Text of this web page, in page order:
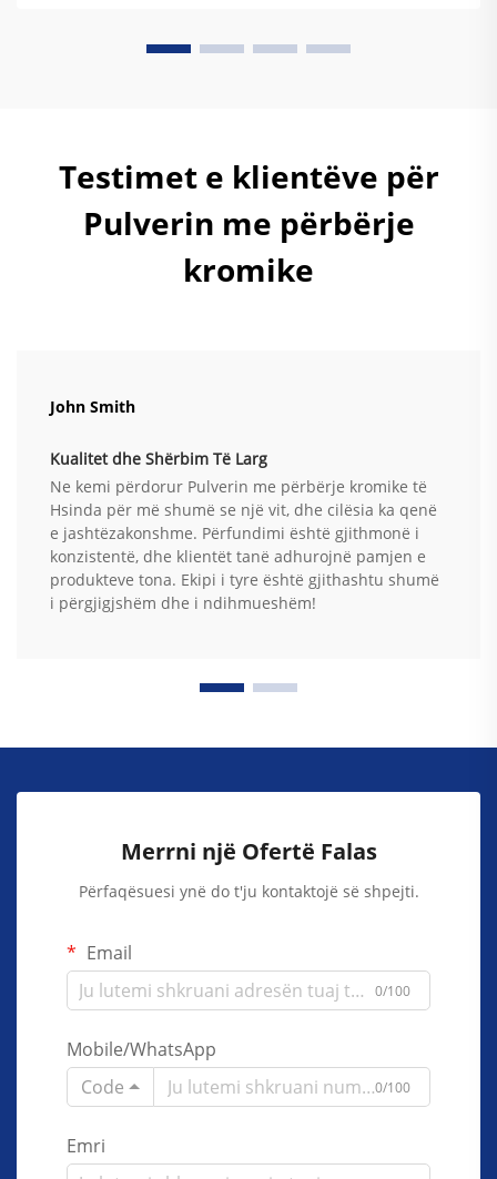
Testimet e klientëve për
Pulverin me përbërje
kromike
John Smith
Kualitet dhe Shërbim Të Larg
Ne kemi përdorur Pulverin me përbërje kromike të
Hsinda për më shumë se një vit, dhe cilësia ka qenë
e jashtëzakonshme. Përfundimi është gjithmonë i
konzistentë, dhe klientët tanë adhurojnë pamjen e
produkteve tona. Ekipi i tyre është gjithashtu shumë
i përgjigjshëm dhe i ndihmueshëm!
Merrni një Ofertë Falas
Përfaqësuesi ynë do t'ju kontaktojë së shpejti.
Email
0/100
Mobile/WhatsApp
Code
0/100
Emri